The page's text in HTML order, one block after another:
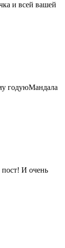
и всей вашей
годуюМандала
И очень